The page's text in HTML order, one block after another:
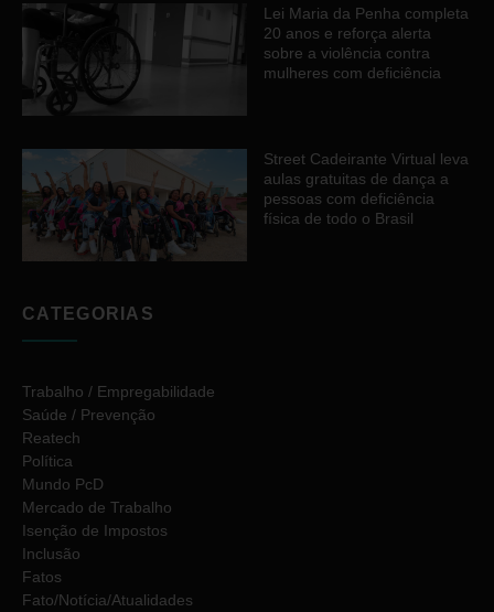
Lei Maria da Penha completa
20 anos e reforça alerta
sobre a violência contra
mulheres com deficiência
Street Cadeirante Virtual leva
aulas gratuitas de dança a
pessoas com deficiência
física de todo o Brasil
CATEGORIAS
Trabalho / Empregabilidade
Saúde / Prevenção
Reatech
Política
Mundo PcD
Mercado de Trabalho
Isenção de Impostos
Inclusão
Fatos
Fato/Notícia/Atualidades